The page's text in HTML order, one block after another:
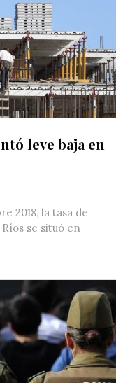
leve baja en
2018, la tasa de
se situó en